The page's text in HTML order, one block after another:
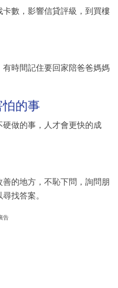
數，影響信貸評級，到買樓
時間記住要回家陪爸爸媽媽
的事
做的事，人才會更快的成
的地方，不恥下問，詢問朋
找答案。
告